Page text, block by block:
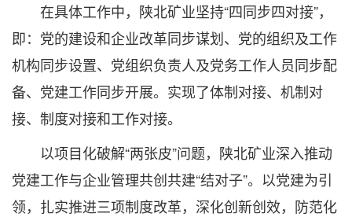
在具体工作中，陕北矿业坚持“四同步四对接”，
即：党的建设和企业改革同步谋划、党的组织及工作
机构同步设置、党组织负责人及党务工作人员同步配
备、党建工作同步开展。实现了体制对接、机制对
接、制度对接和工作对接。
以项目化破解“两张皮”问题，陕北矿业深入推动
党建工作与企业管理共创共建“结对子”。以党建为引
领，扎实推进三项制度改革，深化创新创效，防范化